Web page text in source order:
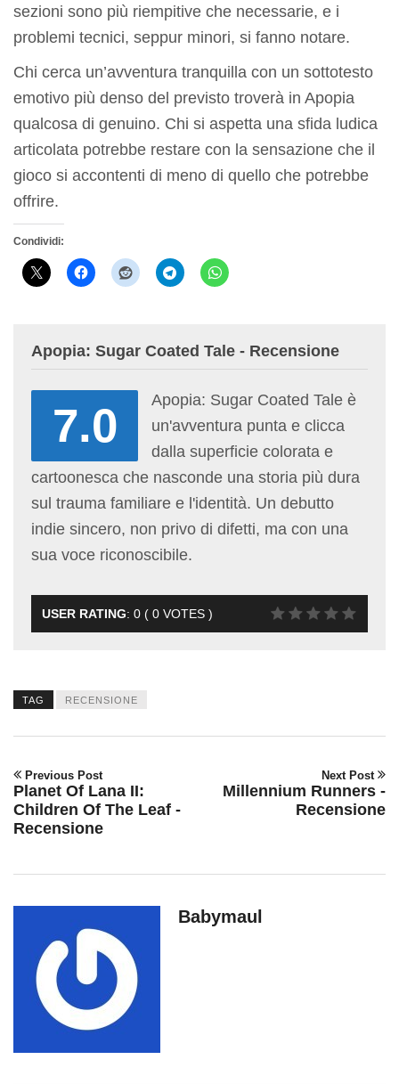
sezioni sono più riempitive che necessarie, e i
problemi tecnici, seppur minori, si fanno notare.
Chi cerca un’avventura tranquilla con un sottotesto
emotivo più denso del previsto troverà in Apopia
qualcosa di genuino. Chi si aspetta una sfida ludica
articolata potrebbe restare con la sensazione che il
gioco si accontenti di meno di quello che potrebbe
offrire.
Condividi:
Apopia: Sugar Coated Tale - Recensione
7.0
Apopia: Sugar Coated Tale è
un'avventura punta e clicca
dalla superficie colorata e
cartoonesca che nasconde una storia più dura
sul trauma familiare e l'identità. Un debutto
indie sincero, non privo di difetti, ma con una
sua voce riconoscibile.
USER RATING: 0 ( 0 VOTES )
TAG RECENSIONE
Previous Post
Planet Of Lana II:
Children Of The Leaf -
Recensione
Next Post
Millennium Runners -
Recensione
Babymaul